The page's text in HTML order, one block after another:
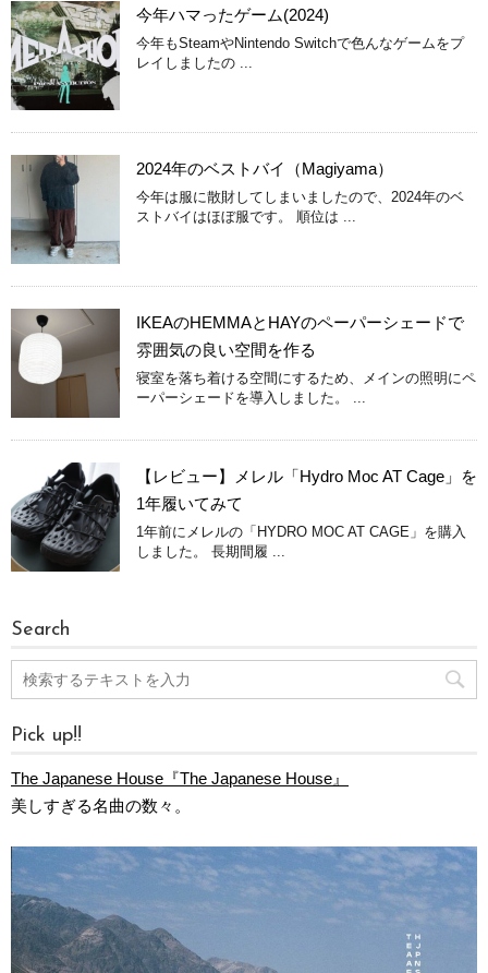
今年ハマったゲーム(2024)
今年もSteamやNintendo Switchで色んなゲームをプ
レイしましたの ...
2024年のベストバイ（Magiyama）
今年は服に散財してしまいましたので、2024年のベ
ストバイはほぼ服です。 順位は ...
IKEAのHEMMAとHAYのペーパーシェードで
雰囲気の良い空間を作る
寝室を落ち着ける空間にするため、メインの照明にペ
ーパーシェードを導入しました。 ...
【レビュー】メレル「Hydro Moc AT Cage」を
1年履いてみて
1年前にメレルの「HYDRO MOC AT CAGE」を購入
しました。 長期間履 ...
Search
Pick up!!
The Japanese House『The Japanese House』
美しすぎる名曲の数々。